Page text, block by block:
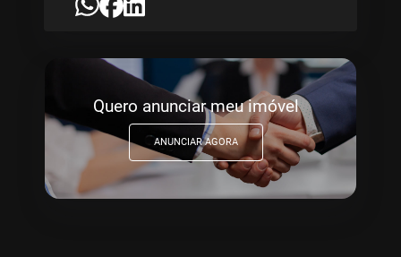
Quero anunciar meu imóvel
ANUNCIAR AGORA